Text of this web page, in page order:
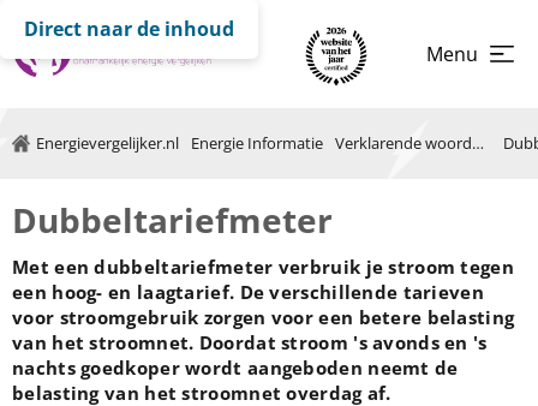
Direct naar de inhoud
Menu
Energievergelijker.nl Energie Informatie Verklarende woordenlijst
Dubbeltariefmeter
Met een dubbeltariefmeter verbruik je stroom tegen
een hoog- en laagtarief. De verschillende tarieven
voor stroomgebruik zorgen voor een betere belasting
van het stroomnet. Doordat stroom 's avonds en 's
nachts goedkoper wordt aangeboden neemt de
belasting van het stroomnet overdag af.